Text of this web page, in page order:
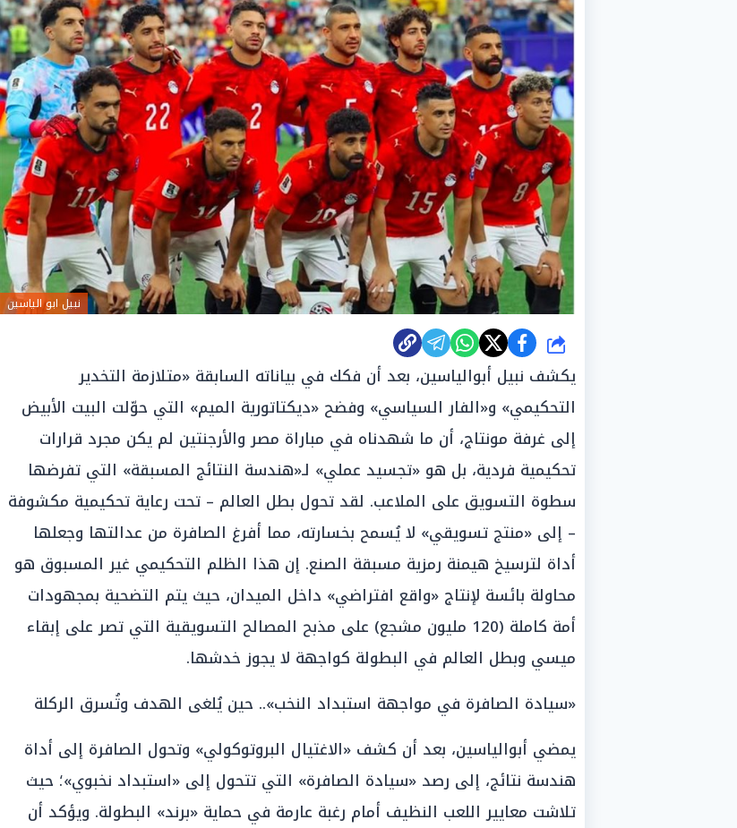
نبيل ابو الياسين
شارك
يكشف نبيل أبوالياسين، بعد أن فكك في بياناته السابقة «متلازمة التخدير
التحكيمي» و«الفار السياسي» وفضح «ديكتاتورية الميم» التي حوّلت البيت الأبيض
إلى غرفة مونتاج، أن ما شهدناه في مباراة مصر والأرجنتين لم يكن مجرد قرارات
تحكيمية فردية، بل هو «تجسيد عملي» لـ«هندسة النتائج المسبقة» التي تفرضها
سطوة التسويق على الملاعب. لقد تحول بطل العالم – تحت رعاية تحكيمية مكشوفة
– إلى «منتج تسويقي» لا يُسمح بخسارته، مما أفرغ الصافرة من عدالتها وجعلها
أداة لترسيخ هيمنة رمزية مسبقة الصنع. إن هذا الظلم التحكيمي غير المسبوق هو
محاولة بائسة لإنتاج «واقع افتراضي» داخل الميدان، حيث يتم التضحية بمجهودات
أمة كاملة (120 مليون مشجع) على مذبح المصالح التسويقية التي تصر على إبقاء
ميسي وبطل العالم في البطولة كواجهة لا يجوز خدشها.
«سيادة الصافرة في مواجهة استبداد النخب».. حين يُلغى الهدف وتُسرق الركلة
يمضي أبوالياسين، بعد أن كشف «الاغتيال البروتوكولي» وتحول الصافرة إلى أداة
هندسة نتائج، إلى رصد «سيادة الصافرة» التي تتحول إلى «استبداد نخبوي»؛ حيث
تلاشت معايير اللعب النظيف أمام رغبة عارمة في حماية «برند» البطولة. ويؤكد أن